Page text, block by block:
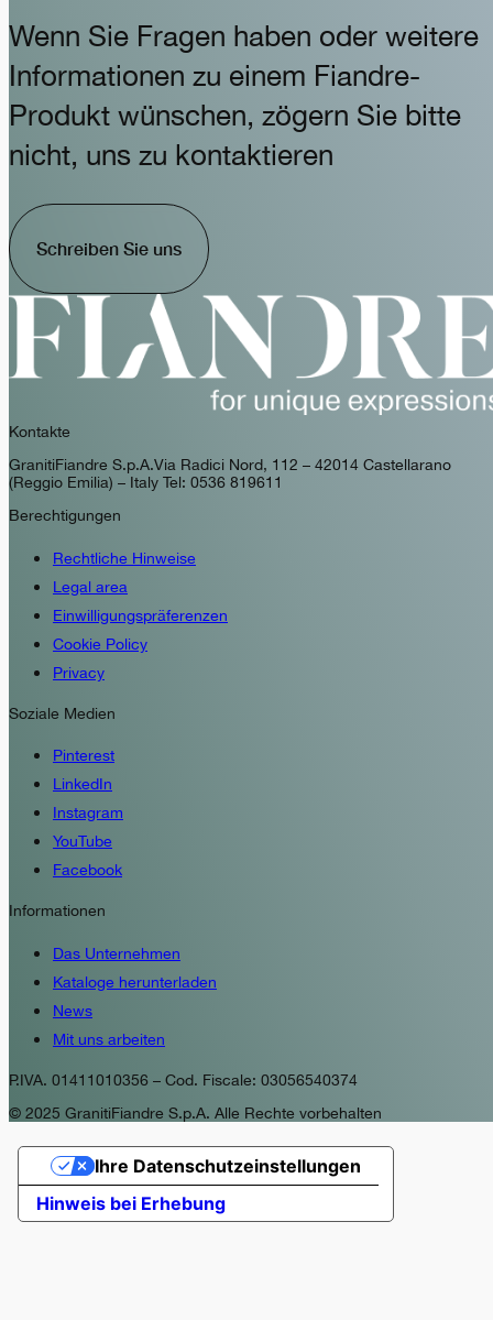
Wenn Sie Fragen haben oder weitere
Informationen zu einem Fiandre-
Produkt wünschen, zögern Sie bitte
nicht, uns zu kontaktieren
Schreiben Sie uns
Kontakte
GranitiFiandre S.p.A. Via Radici Nord, 112 – 42014 Castellarano
(Reggio Emilia) – Italy Tel: 0536 819611
Berechtigungen
Rechtliche Hinweise
Legal area
Einwilligungspräferenzen
Cookie Policy
Privacy
Soziale Medien
Pinterest
LinkedIn
Instagram
YouTube
Facebook
Informationen
Das Unternehmen
Kataloge herunterladen
News
Mit uns arbeiten
P.IVA. 01411010356 – Cod. Fiscale: 03056540374
© 2025 GranitiFiandre S.p.A. Alle Rechte vorbehalten
Hinweis bei Erhebung
Ihre Datenschutzeinstellungen